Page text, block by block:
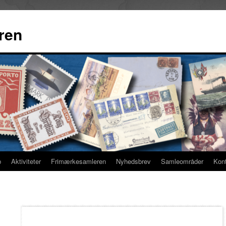
Aktiviteter Frimærkesamleren Nyhedsbrev Samleområder